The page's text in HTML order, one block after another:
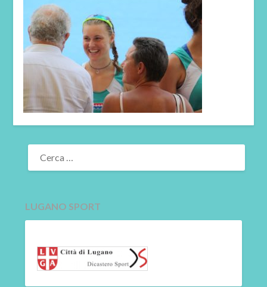
RICERCA
PER:
LUGANO SPORT